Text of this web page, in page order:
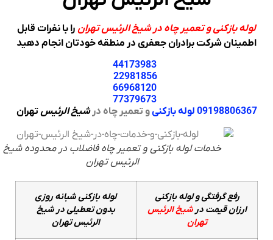
لوله بازکنی و تعمیر چاه در شیخ الرئیس تهران را با نفرات قابل
اطمینان شرکت برادران جعفری در منطقه خودتان انجام دهید
44173983
22981856
66968120
77379673
09198806367لوله بازکنیو تعمیر چاه درشیخ الرئیستهران
خدمات لوله بازکنی و تعمیر چاه فاضلاب در محدوده شیخ
الرئیس تهران
رفع گرفتگی و لوله بازکنی
ارزان قیمت درشیخ الرئیس
تهران
لوله بازکنی شبانه روزی
بدون تعطیلی در شیخ
الرئیس تهران